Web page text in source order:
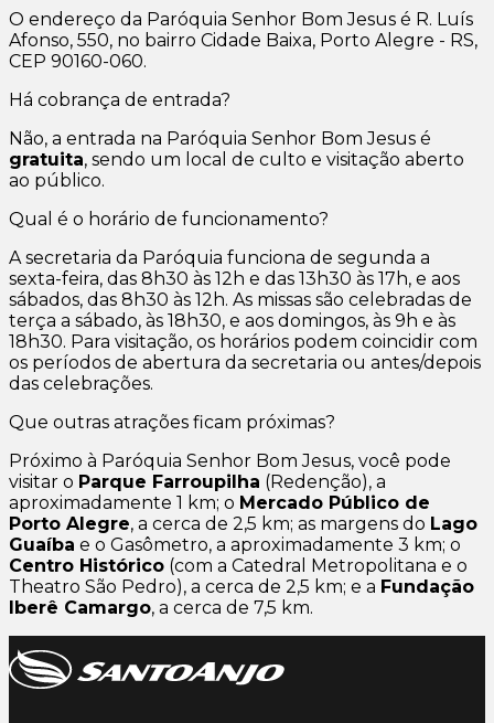
O endereço da Paróquia Senhor Bom Jesus é R. Luís
Afonso, 550, no bairro Cidade Baixa, Porto Alegre - RS,
CEP 90160-060.
Há cobrança de entrada?
Não, a entrada na Paróquia Senhor Bom Jesus é
gratuita, sendo um local de culto e visitação aberto
ao público.
Qual é o horário de funcionamento?
A secretaria da Paróquia funciona de segunda a
sexta-feira, das 8h30 às 12h e das 13h30 às 17h, e aos
sábados, das 8h30 às 12h. As missas são celebradas de
terça a sábado, às 18h30, e aos domingos, às 9h e às
18h30. Para visitação, os horários podem coincidir com
os períodos de abertura da secretaria ou antes/depois
das celebrações.
Que outras atrações ficam próximas?
Próximo à Paróquia Senhor Bom Jesus, você pode
visitar o Parque Farroupilha (Redenção), a
aproximadamente 1 km; o Mercado Público de
Porto Alegre, a cerca de 2,5 km; as margens do Lago
Guaíba e o Gasômetro, a aproximadamente 3 km; o
Centro Histórico (com a Catedral Metropolitana e o
Theatro São Pedro), a cerca de 2,5 km; e a Fundação
Iberê Camargo, a cerca de 7,5 km.